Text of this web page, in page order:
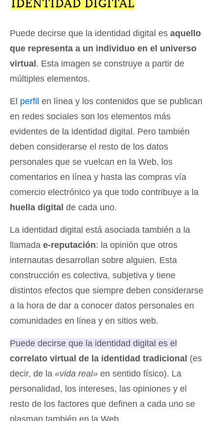
Puede decirse que la identidad digital es aquello
que representa a un individuo en el universo
virtual. Esta imagen se construye a partir de
múltiples elementos.
El perfil en línea y los contenidos que se publican
en redes sociales son los elementos más
evidentes de la identidad digital. Pero también
deben considerarse el resto de los datos
personales que se vuelcan en la Web, los
comentarios en línea y hasta las compras vía
comercio electrónico ya que todo contribuye a la
huella digital de cada uno.
La identidad digital está asociada también a la
llamada e-reputación: la opinión que otros
internautas desarrollan sobre alguien. Esta
construcción es colectiva, subjetiva y tiene
distintos efectos que siempre deben considerarse
a la hora de dar a conocer datos personales en
comunidades en línea y en sitios web.
Puede decirse que la identidad digital es el
correlato virtual de la identidad tradicional (es
decir, de la «vida real» en sentido físico). La
personalidad, los intereses, las opiniones y el
resto de los factores que definen a cada uno se
plasman también en la Web.